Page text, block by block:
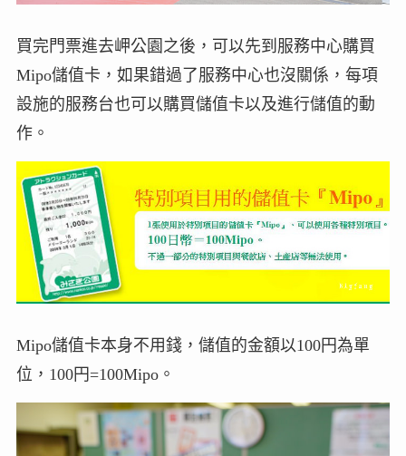
買完門票進去岬公園之後，可以先到服務中心購買
Mipo儲值卡，如果錯過了服務中心也沒關係，每項
設施的服務台也可以購買儲值卡以及進行儲值的動
作。
Mipo儲值卡本身不用錢，儲值的金額以100円為單
位，100円=100Mipo。